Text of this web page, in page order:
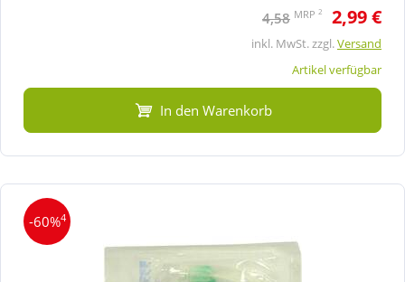
4,58 MRP 2 2,99 €
inkl. MwSt. zzgl.Versand
Artikel verfügbar
In den Warenkorb
-60%4